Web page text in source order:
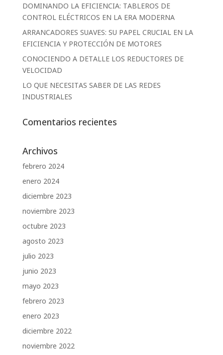
DOMINANDO LA EFICIENCIA: TABLEROS DE
CONTROL ELÉCTRICOS EN LA ERA MODERNA
ARRANCADORES SUAVES: SU PAPEL CRUCIAL EN LA
EFICIENCIA Y PROTECCIÓN DE MOTORES
CONOCIENDO A DETALLE LOS REDUCTORES DE
VELOCIDAD
LO QUE NECESITAS SABER DE LAS REDES
INDUSTRIALES
Comentarios recientes
Archivos
febrero 2024
enero 2024
diciembre 2023
noviembre 2023
octubre 2023
agosto 2023
julio 2023
junio 2023
mayo 2023
febrero 2023
enero 2023
diciembre 2022
noviembre 2022